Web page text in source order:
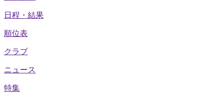
日程・結果
順位表
クラブ
ニュース
特集